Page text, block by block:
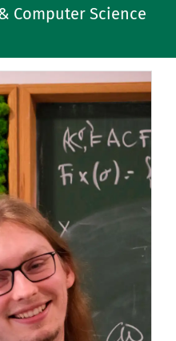
Computer Science